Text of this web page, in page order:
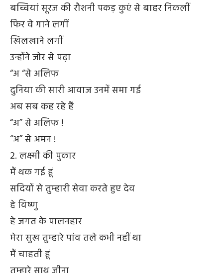
बच्चियां सूरज की रौशनी पकड़ कुएं से बाहर निकलीं
फिर वे गाने लगीं
खिलखाने लगीं
उन्होंने जोर से पढ़ा
“अ “से अलिफ
दुनिया की सारी आवाज उनमें समा गई
अब सब कह रहे हैं
“अ” से अलिफ !
“अ” से अमन !
2. लक्ष्मी की पुकार
मैं थक गई हूं
सदियों से तुम्हारी सेवा करते हुए देव
हे विष्णु
हे जगत के पालनहार
मेरा सुख तुम्हारे पांव तले कभी नहीं था
मैं चाहती हूं